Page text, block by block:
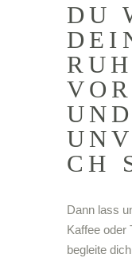
DU
UND
CH
Dann lass
Kaffee oder
begleite